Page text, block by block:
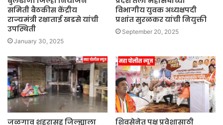
समिती बैठकीस केंद्रीय
राज्यमंत्री रक्षाताई खडसे यांची
उपस्थिती
January 30, 2025
विभागीय युवक अध्यक्षपदी
प्रशांत सुरळकर यांची नियुक्ती
September 20, 2025
जळगाव शहरासह जिल्ह्याला
शिवसेनेत पक्ष प्रवेशासाठी